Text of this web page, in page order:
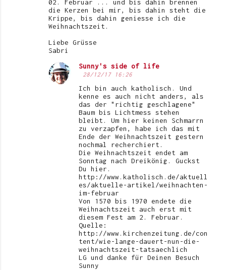
02. Februar ... und bis dahin brennen
die Kerzen bei mir, bis dahin steht die
Krippe, bis dahin geniesse ich die
Weihnachtszeit.
Liebe Grüsse
Sabri
Sunny's side of life
28/12/17 16:26
Ich bin auch katholisch. Und
kenne es auch nicht anders, als
das der "richtig geschlagene"
Baum bis Lichtmess stehen
bleibt. Um hier keinen Schmarrn
zu verzapfen, habe ich das mit
Ende der Weihnachtszeit gestern
nochmal recherchiert.
Die Weihnachtszeit endet am
Sonntag nach Dreikönig. Guckst
Du hier.
http://www.katholisch.de/aktuell
es/aktuelle-artikel/weihnachten-
im-februar
Von 1570 bis 1970 endete die
Weihnachtszeit auch erst mit
diesem Fest am 2. Februar.
Quelle:
http://www.kirchenzeitung.de/con
tent/wie-lange-dauert-nun-die-
weihnachtszeit-tatsaechlich
LG und danke für Deinen Besuch
Sunny